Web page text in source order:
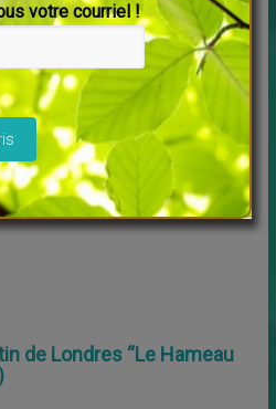
Téléphone : 06 07 29 35 28
2090 A Route de Loqui Bat.
...
de Londres “Le Hameau
votre courriel !
vide.